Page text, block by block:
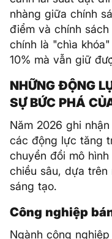
nhàng giữa chính
điểm và chính
chính là "chìa
10% mà vẫn giữ
NHỮNG ĐỘNG
SỰ BỨC PHÁ
Năm 2026 ghi
các động lực tăng
chuyển đổi mô
chiều sâu, dựa
sáng tạo.
Công nghiệp
Ngành công